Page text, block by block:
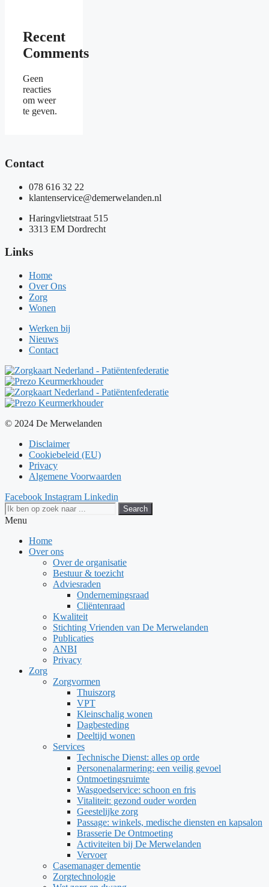
Recent
Comments
Geen
reacties
om weer
te geven.
Contact
078 616 32 22
klantenservice@demerwelanden.nl
Haringvlietstraat 515
3313 EM Dordrecht
Links
Home
Over Ons
Zorg
Wonen
Werken bij
Nieuws
Contact
© 2024 De Merwelanden
Disclaimer
Cookiebeleid (EU)
Privacy
Algemene Voorwaarden
Facebook Instagram Linkedin
Search
Menu
Home
Over ons
Over de organisatie
Bestuur & toezicht
Adviesraden
Ondernemingsraad
Cliëntenraad
Kwaliteit
Stichting Vrienden van De Merwelanden
Publicaties
ANBI
Privacy
Zorg
Zorgvormen
Thuiszorg
VPT
Kleinschalig wonen
Dagbesteding
Deeltijd wonen
Services
Technische Dienst: alles op orde
Personenalarmering: een veilig gevoel
Ontmoetingsruimte
Wasgoedservice: schoon en fris
Vitaliteit: gezond ouder worden
Geestelijke zorg
Passage: winkels, medische diensten en kapsalon
Brasserie De Ontmoeting
Activiteiten bij De Merwelanden
Vervoer
Casemanager dementie
Zorgtechnologie